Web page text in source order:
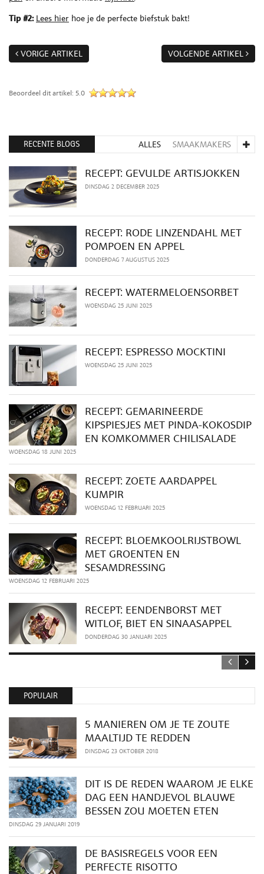
Tip #2: Lees hier hoe je de perfecte biefstuk bakt!
VORIGE ARTIKEL VOLGENDE ARTIKEL
Beoordeel dit artikel: 5.0
RECENTE BLOGS ALLES SMAAKMAKERS
RECEPT: GEVULDE ARTISJOKKEN
DINSDAG 2 DECEMBER 2025
RECEPT: RODE LINZENDAHL MET
POMPOEN EN APPEL
DONDERDAG 7 AUGUSTUS 2025
RECEPT: WATERMELOENSORBET
WOENSDAG 25 JUNI 2025
RECEPT: ESPRESSO MOCKTINI
WOENSDAG 25 JUNI 2025
RECEPT: GEMARINEERDE
KIPSPIESJES MET PINDA-KOKOSDIP
EN KOMKOMMER CHILISALADE
WOENSDAG 18 JUNI 2025
RECEPT: ZOETE AARDAPPEL
KUMPIR
WOENSDAG 12 FEBRUARI 2025
RECEPT: BLOEMKOOLRIJSTBOWL
MET GROENTEN EN
SESAMDRESSING
WOENSDAG 12 FEBRUARI 2025
RECEPT: EENDENBORST MET
WITLOF, BIET EN SINAASAPPEL
DONDERDAG 30 JANUARI 2025
POPULAIR
5 MANIEREN OM JE TE ZOUTE
MAALTIJD TE REDDEN
DINSDAG 23 OKTOBER 2018
DIT IS DE REDEN WAAROM JE ELKE
DAG EEN HANDJEVOL BLAUWE
BESSEN ZOU MOETEN ETEN
DINSDAG 29 JANUARI 2019
DE BASISREGELS VOOR EEN
PERFECTE RISOTTO